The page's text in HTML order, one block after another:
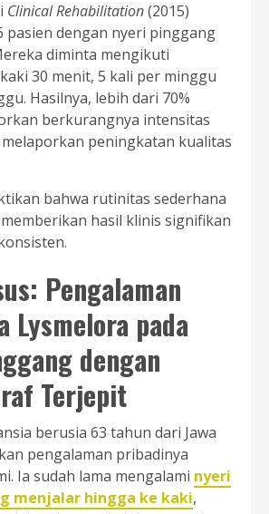
Clinical Rehabilitation(2015)
pasien dengan nyeri pinggang
diminta mengikuti
30 menit, 5 kali per minggu
Hasilnya, lebih dari 70%
berkurangnya intensitas
melaporkan peningkatan kualitas
bahwa rutinitas sederhana
hasil klinis signifikan
Pengalaman
Lysmelora pada
dengan
Terjepit
berusia 63 tahun dari Jawa
pengalaman pribadinya
Ia sudah lama mengalami nyeri
menjalar hingga ke kaki,